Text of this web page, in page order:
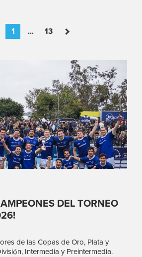
1 ... 13
DEL TORNEO
de las Copas de Oro, Plata y
Intermedia y Preintermedia.